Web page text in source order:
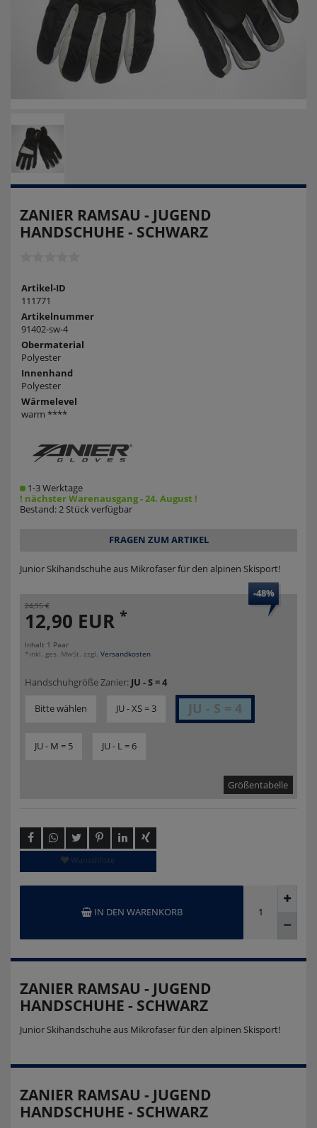
ZANIER RAMSAU - JUGEND
HANDSCHUHE - SCHWARZ
Artikel-ID
111771
Artikelnummer
91402-sw-4
Obermaterial
Polyester
Innenhand
Polyester
Wärmelevel
warm ****
1-3 Werktage
! nächster Warenausgang - 24. August !
Bestand: 2 Stück verfügbar
FRAGEN ZUM ARTIKEL
Junior Skihandschuhe aus Mikrofaser für den alpinen Skisport!
-48%
24,95 €
12,90 EUR *
Inhalt 1 Paar
*inkl. ges. MwSt. zzgl. Versandkosten
Handschuhgröße Zanier: JU - S = 4
Bitte wählen JU - XS = 3 JU - S = 4
JU - M = 5 JU - L = 6
Größentabelle
Wunschliste
IN DEN WARENKORB
ZANIER RAMSAU - JUGEND
HANDSCHUHE - SCHWARZ
Junior Skihandschuhe aus Mikrofaser für den alpinen Skisport!
ZANIER RAMSAU - JUGEND
HANDSCHUHE - SCHWARZ